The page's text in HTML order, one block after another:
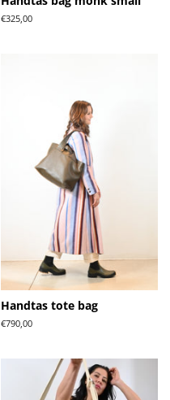
Normale
€325,00
Handtas tote bag
Normale
€790,00